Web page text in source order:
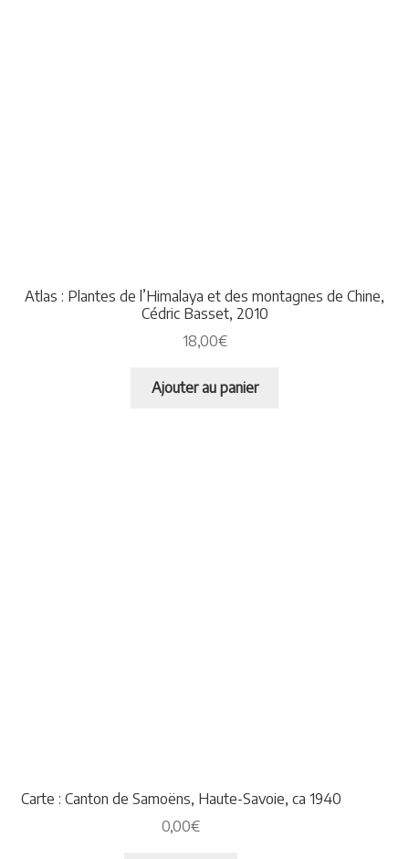
Atlas : Plantes de l’Himalaya et des montagnes de Chine,
Cédric Basset, 2010
18,00€
Ajouter au panier
Carte : Canton de Samoëns, Haute-Savoie, ca 1940
0,00€